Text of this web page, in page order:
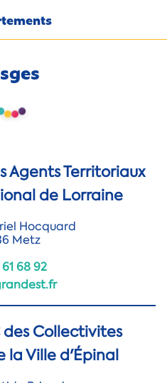
Agents Territoriaux
de Lorraine
Hocquard
Metz
68 92
des Collectivites
la Ville d'Épinal